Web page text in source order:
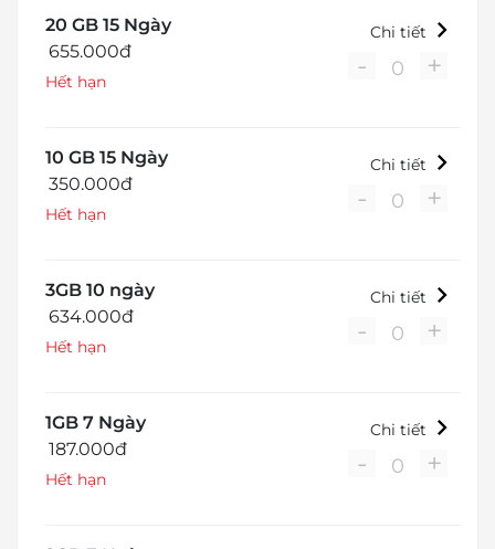
20 GB 15 Ngày
655.000đ
Hết hạn
Chi tiết
- 0 +
10 GB 15 Ngày
350.000đ
Hết hạn
Chi tiết
- 0 +
3GB 10 ngày
634.000đ
Hết hạn
Chi tiết
- 0 +
1GB 7 Ngày
187.000đ
Hết hạn
Chi tiết
- 0 +